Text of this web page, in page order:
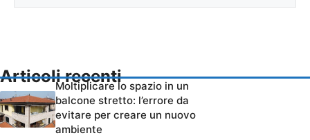
Articoli recenti
Moltiplicare lo spazio in un
balcone stretto: l’errore da
evitare per creare un nuovo
ambiente